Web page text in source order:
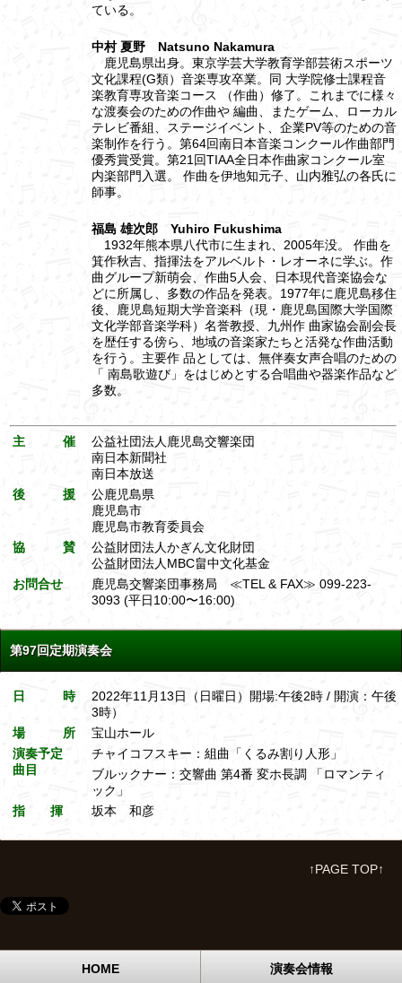
ている。
中村 夏野 Natsuno Nakamura
鹿児島県出身。東京学芸大学教育学部芸術スポーツ
文化課程(G類）音楽専攻卒業。同 大学院修士課程音
楽教育専攻音楽コース （作曲）修了。これまでに様々
な渡奏会のための作曲や 編曲、またゲーム、ローカル
テレビ番組、ステージイベント、企業PV等のための音
楽制作を行う。第64回南日本音楽コンクール作曲部門
優秀賞受賞。第21回TIAA全日本作曲家コンクール室
内楽部門入選。 作曲を伊地知元子、山内雅弘の各氏に
師事。
福島 雄次郎 Yuhiro Fukushima
1932年熊本県八代市に生まれ、2005年没。 作曲を
箕作秋吉、指揮法をアルベルト・レオーネに学ぶ。作
曲グループ新萌会、作曲5人会、日本現代音楽協会な
どに所属し、多数の作品を発表。1977年に鹿児島移住
後、鹿児島短期大学音楽科（現・鹿児島国際大学国際
文化学部音楽学科）名誉教授、九州作 曲家協会副会長
を歴任する傍ら、地域の音楽家たちと活発な作曲活動
を行う。主要作 品としては、無伴奏女声合唱のための
「 南島歌遊び」をはじめとする合唱曲や器楽作品など
多数。
主 催
公益社団法人鹿児島交響楽団
南日本新聞社
南日本放送
後 援
公鹿児島県
鹿児島市
鹿児島市教育委員会
協 賛
公益財団法人かぎん文化財団
公益財団法人MBC畠中文化基金
お問合せ
鹿児島交響楽団事務局 ≪TEL & FAX≫ 099-223-
3093 (平日10:00〜16:00)
第97回定期演奏会
日 時
2022年11月13日（日曜日）開場:午後2時 / 開演：午後
3時）
場 所
宝山ホール
演奏予定
曲目
チャイコフスキー：組曲「くるみ割り人形」
ブルックナー：交響曲 第4番 変ホ長調 「ロマンティ
ック」
指 揮
坂本 和彦
↑PAGE TOP↑
HOME 演奏会情報